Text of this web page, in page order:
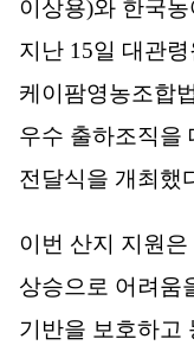
이상용)와 한국
지난 15일 대관
케이팜영농조합
우수 출하조직을
전달식을 개최했
이번 산지 지원
상승으로 어려움
기반을 보호하고